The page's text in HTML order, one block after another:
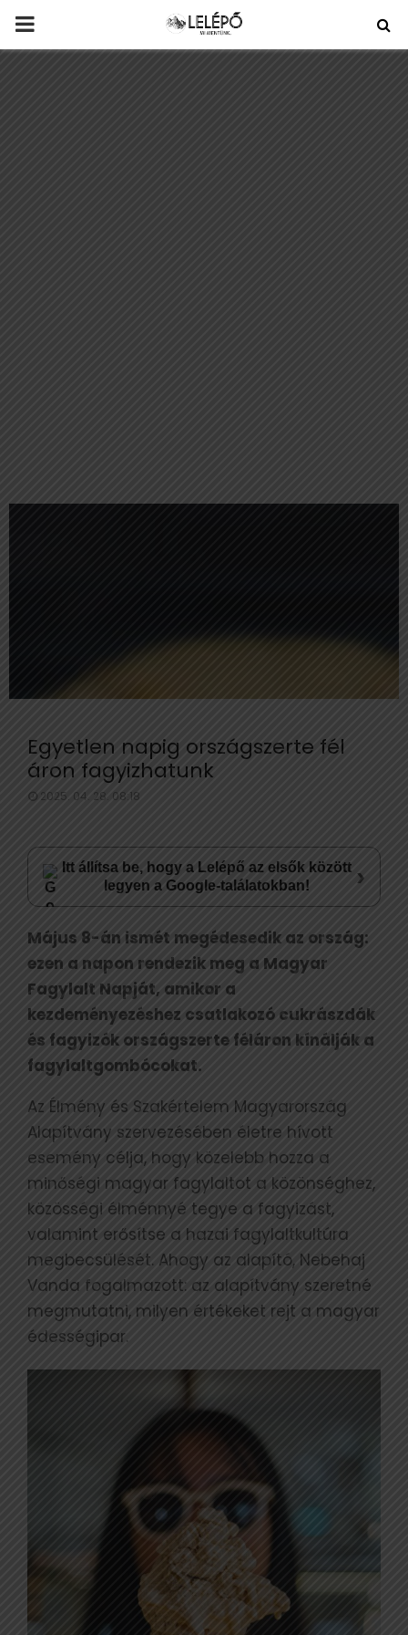
PRIMARY
Egyetlen napig országszerte fél
áron fagyizhatunk
2025. 04. 28. 08:18
Itt állítsa be, hogy a Lelépő az elsők között
legyen a Google-találatokban!
›
Május 8-án ismét megédesedik az ország:
ezen a napon rendezik meg a Magyar
Fagylalt Napját, amikor a
kezdeményezéshez csatlakozó cukrászdák
és fagyizók országszerte féláron kínálják a
fagylaltgombócokat.
Az Élmény és Szakértelem Magyarország
Alapítvány szervezésében életre hívott
esemény célja, hogy közelebb hozza a
minőségi magyar fagylaltot a közönséghez,
közösségi élménnyé tegye a fagyizást,
valamint erősítse a hazai fagylaltkultúra
megbecsülését. Ahogy az alapító, Nebehaj
Vanda fogalmazott: az alapítvány szeretné
megmutatni, milyen értékeket rejt a magyar
édességipar.